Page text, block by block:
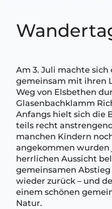
Am 3. Juli machte sich
gemeinsam mit ihren
Weg von Elsbethen
Glasenbachklamm
Anfangs hielt sich die
teils recht
manchen Kindern
angekommen
herrlichen Aussicht
gemeinsamen
wieder zurück – und
einem schönen
Natur.